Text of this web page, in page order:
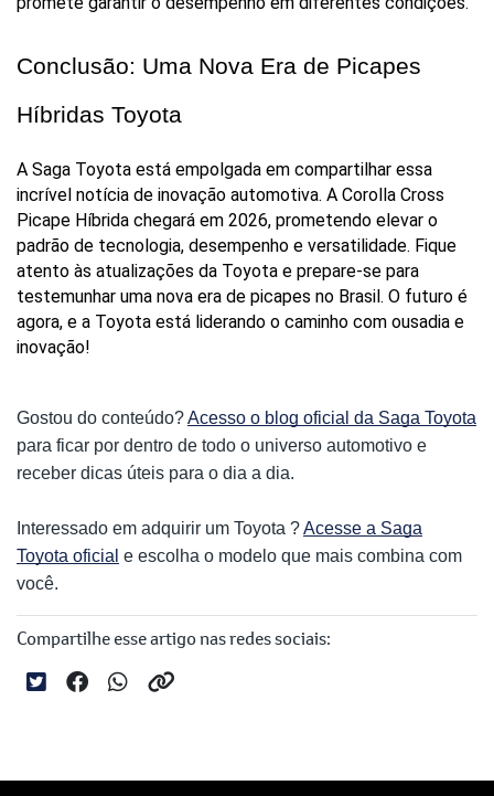
Conclusão: Uma Nova Era de Picapes
Híbridas Toyota
A Saga Toyota está empolgada em compartilhar essa
incrível notícia de inovação automotiva. A Corolla Cross
Picape Híbrida chegará em 2026, prometendo elevar o
padrão de tecnologia, desempenho e versatilidade. Fique
atento às atualizações da Toyota e prepare-se para
testemunhar uma nova era de picapes no Brasil. O futuro é
agora, e a Toyota está liderando o caminho com ousadia e
inovação!
Gostou do conteúdo?Acesso o blog oficial da Saga Toyota
para ficar por dentro de todo o universo automotivo e
receber dicas úteis para o dia a dia.
Interessado em adquirir um Toyota ?Acesse a Saga
Toyota oficial e escolha o modelo que mais combina com
você.
Compartilhe esse artigo nas redes sociais: